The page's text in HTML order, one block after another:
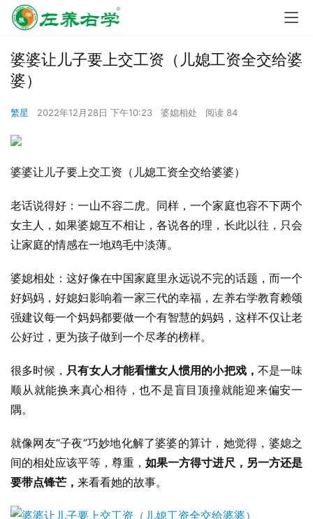
婆婆让儿子要上交工资（儿媳工资全交给婆
婆）
繁星 2022年12月28日 下午10:23 婆媳相处 阅读 84
婆婆让儿子要上交工资（儿媳工资全交给婆婆）
老话说得好：一山不容二虎。同样，一个家庭也容不下两个
女主人，如果婆媳互不相让，各说各的理，长此以往，只会
让家庭的情感在一地鸡毛中淡薄。
婆媳相处：这好像在中国家庭里永远说不完的话题，而一个
好妈妈，好媳妇影响着一家三代的幸福，左养右学教育赖颂
强建议每一个妈妈都要做一个有智慧的妈妈，这样不仅让老
公好过，更为孩子做到一个尽孝的榜样。
很多时候， 只有女人才能看懂女人惯用的小把戏， 不是一味
顺从就能换来真心相待，也不是盲目顶撞就能迎来偏安一
隅。
就像网友“子夜”巧妙地化解了婆婆的算计，她觉得，婆媳之
间的相处应该平等，尊重， 如果一方得寸进尺，另一方还是
要带点锋芒， 来看看她的故事。